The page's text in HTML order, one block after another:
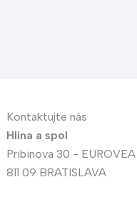
Kontaktujte nás
Hlina a spol
Pribinova 30 - EUROVEA
811 09 BRATISLAVA